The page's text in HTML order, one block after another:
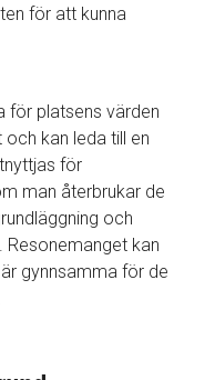
för att kunna
för platsens värden
kan leda till en
för
man återbrukar de
och
kan
gynnsamma för de